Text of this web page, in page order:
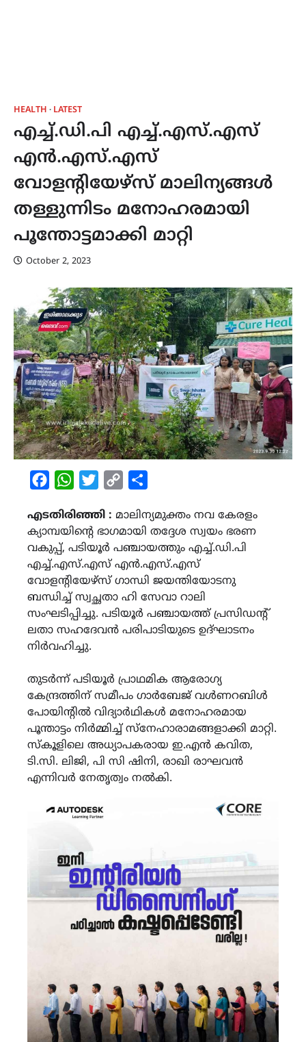
HEALTH LATEST
എച്ച്.ഡി.പി എച്ച്.എസ്.എസ്
എൻ.എസ്.എസ്
വോളന്റിയേഴ്‌സ് മാലിന്യങ്ങൾ
തള്ളുന്നിടം മനോഹരമായി
പൂന്തോട്ടമാക്കി മാറ്റി
October 2, 2023
FacebookWhatsAppTwitterCopy
എടതിരിഞ്ഞി : മാലിന്യമുക്തം നവ കേരളം
ക്യാമ്പയിന്‍റെ ഭാഗമായി തദ്ദേശ സ്വയം ഭരണ
വകുപ്പ്, പടിയൂർ പഞ്ചായത്തും എച്ച്.ഡി.പി
എച്ച്.എസ്.എസ് എൻ.എസ്.എസ്
വോളന്റിയേഴ്‌സ് ഗാന്ധി ജയന്തിയോടനു
ബന്ധിച്ച് സ്വച്ഛതാ ഹി സേവാ റാലി
സംഘടിപ്പിച്ചു. പടിയൂർ പഞ്ചായത്ത് പ്രസിഡന്റ്
ലതാ സഹദേവൻ പരിപാടിയുടെ ഉദ്ഘാടനം
നിർവഹിച്ചു.
തുടർന്ന് പടിയൂർ പ്രാഥമിക ആരോഗ്യ
കേന്ദ്രത്തിന് സമീപം ഗാർബേജ് വൾണറബിൾ
പോയിന്റിൽ വിദ്യാർഥികൾ മനോഹരമായ
പൂന്താട്ടം നിർമ്മിച്ച് സ്നേഹാരാമങ്ങളാക്കി മാറ്റി.
സ്കൂളിലെ അധ്യാപകരായ ഇ.എൻ കവിത,
ടി.സി. ലിജി, പി സി ഷിനി, രാഖി രാഘവൻ
എന്നിവർ നേതൃത്വം നൽകി.